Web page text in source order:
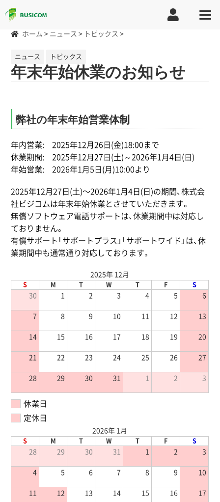
ホーム > ニュース > トピックス >
ニュース トピックス
年末年始休業のお知らせ
弊社の年末年始営業体制
年内営業: 2025年12月26日(金)18:00まで
休業期間: 2025年12月27日(土)～2026年1月4日(日)
年始営業: 2026年1月5日(月)10:00より
2025年12月27日(土)〜2026年1月4日(日)の期間、株式会
社ビジコムは年末年始休業とさせていただきます。
無償ソフトウェア電話サポートは、休業期間中は対応し
ておりません。
有償サポート「サポートプラス」「サポートワイド」は、休
業期間中も通常通り対応しております。
2025年 12月
S M T W T F S
30 1 2 3 4 5 6
7 8 9 10 11 12 13
14 15 16 17 18 19 20
21 22 23 24 25 26 27
28 29 30 31 1 2 3
休業日
定休日
2026年 1月
S M T W T F S
28 29 30 31 1 2 3
4 5 6 7 8 9 10
11 12 13 14 15 16 17